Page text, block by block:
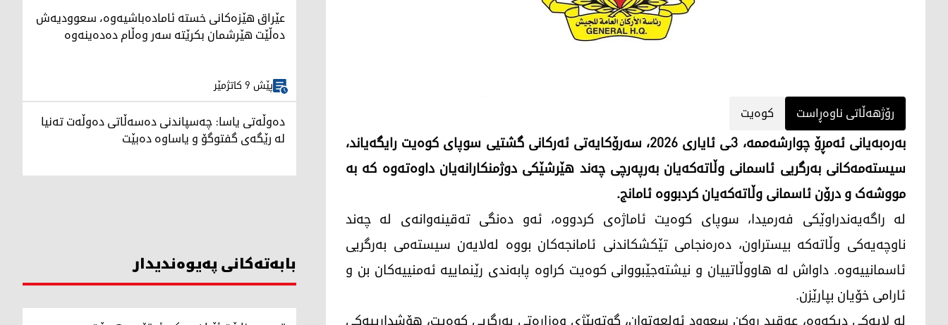
رۆژهەڵاتی ناوەڕاست کوەیت
بەرەبەیانی ئەمڕۆ چوارشەممە، 3ـی ئایاری 2026، سەرۆکایەتی ئەرکانی گشتیی سوپای کوەیت رایگەیاند،
سیستەمەکانی بەرگریی ئاسمانی وڵاتەکەیان بەرپەرچی چەند هێرشێکی دوژمنکارانەیان داوەتەوە کە بە
مووشەک و درۆن ئاسمانی وڵاتەکەیان کردبووە ئامانج.
لە راگەیەندراوێکی فەرمیدا، سوپای کوەیت ئاماژەی کردووە، ئەو دەنگی تەقینەوانەی لە چەند
ناوچەیەکی وڵاتەکە بیستراون، دەرەنجامی تێکشکاندنی ئامانجەکان بووە لەلایەن سیستەمی بەرگریی
ئاسمانییەوە. داواش لە هاووڵاتییان و نیشتەجێبووانی کوەیت کراوە پابەندی رێنماییە ئەمنییەکان بن و
ئارامی خۆیان بپارێزن.
عێراق هێزەکانی خستە ئامادەباشیەوە، سعوودیەش
دەڵێت هێرشمان بکرێتە سەر وەڵام دەدەینەوە
پێش 9 کاتژمێر
دەوڵەتی یاسا: چەسپاندنی دەسەڵاتی دەوڵەت تەنیا
لە رێگەی گفتوگۆ و یاساوە دەبێت
بابەتەکانی پەیوەندیدار